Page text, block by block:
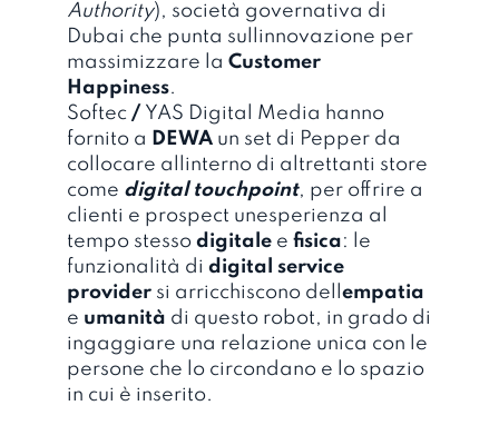
Authority), società governativa di
Dubai che punta sullinnovazione per
massimizzare la Customer
Happiness.
Softec / YAS Digital Media hanno
fornito a DEWA un set di Pepper da
collocare allinterno di altrettanti store
come digital touchpoint, per offrire a
clienti e prospect unesperienza al
tempo stesso digitale e fisica: le
funzionalità di digital service
provider si arricchiscono dell empatia
e umanità di questo robot, in grado di
ingaggiare una relazione unica con le
persone che lo circondano e lo spazio
in cui è inserito.